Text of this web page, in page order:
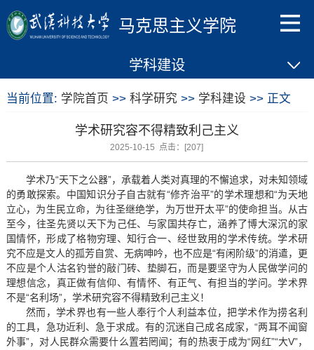
马克思主义学院
学科建设
当前位置: 学院首页 >> 科学研究 >> 学科建设 >> 正文
学术研究容不得精致利己主义
2025-10-15 点击：[207]
学术乃“天下之公器”，承载着人类对真理的不懈追求，对未知领域
的勇敢探索。中国知识分子自古就有“修齐治平”的学术理想和“为天地
立心，为生民立命，为往圣继绝学，为万世开太平”的使命担当。从古
至今，往圣先贤以天下为己任、与家国共存亡，涵养了博大深沉的家
国情怀，形成了格物穷理、知行合一、经世致用的学术传统。学术研
究不应是文人的孤芳自赏、无病呻吟，也不应是“有闲阶级”的消遣，更
不应是个人沽名钓誉的敲门砖、垫脚石，而是要坚守为人民做学问的
理想信念，真正做有信仰、有情怀、有正气、有担当的学问。学术界
不是“名利场”，学术研究容不得精致利己主义！
然而，学术界也有一些人奉行个人利益本位，把学术作为捞名利
的工具，急功近利、急于求成。有的沉迷自己成名成家，“两耳不闻窗
外事”，对人民群众需要什么置若罔闻；有的热衷于成为“网红”“大V”，